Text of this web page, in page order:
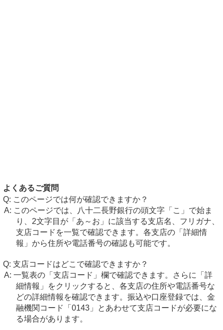
よくあるご質問
このページでは何が確認できますか？
このページでは、八十二長野銀行の頭文字「こ」で始ま
り、2文字目が「あ～お」に該当する支店名、フリガナ、
支店コードを一覧で確認できます。各支店の「詳細情
報」から住所や電話番号の確認も可能です。
支店コードはどこで確認できますか？
一覧表の「支店コード」欄で確認できます。さらに「詳
細情報」をクリックすると、各支店の住所や電話番号な
どの詳細情報を確認できます。振込や口座登録では、金
融機関コード「0143」とあわせて支店コードが必要にな
る場合があります。